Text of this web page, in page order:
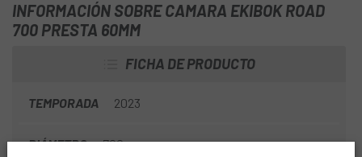
INFORMACIÓN SOBRE CAMARA EKIBOK ROAD
700 PRESTA 60MM
FICHA DE PRODUCTO
TEMPORADA 2023
DIÁMETRO 700